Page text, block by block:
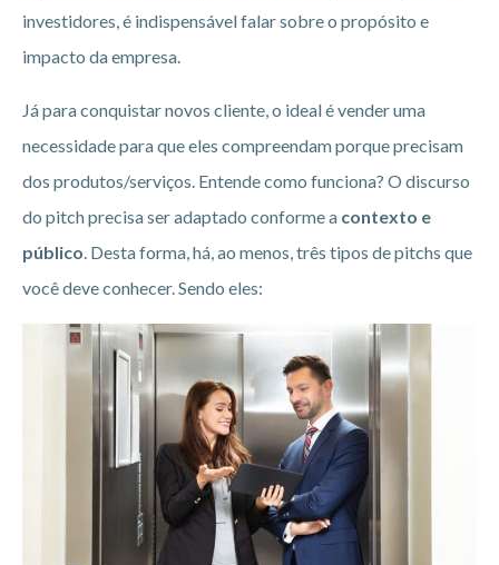
investidores, é indispensável falar sobre o propósito e
impacto da empresa.
Já para conquistar novos cliente, o ideal é vender uma
necessidade para que eles compreendam porque precisam
dos produtos/serviços. Entende como funciona? O discurso
do pitch precisa ser adaptado conforme a contexto e
público. Desta forma, há, ao menos, três tipos de pitchs que
você deve conhecer. Sendo eles: